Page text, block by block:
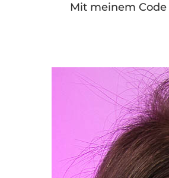
Mit meinem Code